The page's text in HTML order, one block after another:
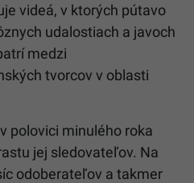
videá, v ktorých pútavo
udalostiach a javoch
medzi
tvorcov v oblasti
polovici minulého roka
jej sledovateľov. Na
odoberateľov a takmer